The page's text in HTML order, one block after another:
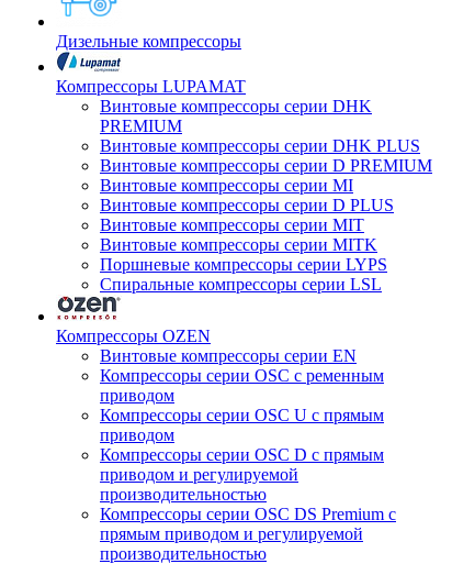
Дизельные компрессоры
Компрессоры LUPAMAT
Винтовые компрессоры серии DHK
PREMIUM
Винтовые компрессоры серии DHK PLUS
Винтовые компрессоры серии D PREMIUM
Винтовые компрессоры серии MI
Винтовые компрессоры серии D PLUS
Винтовые компрессоры серии MIT
Винтовые компрессоры серии MITK
Поршневые компрессоры серии LYPS
Спиральные компрессоры серии LSL
Компрессоры OZEN
Винтовые компрессоры серии EN
Компрессоры серии OSC с ременным
приводом
Компрессоры серии OSC U с прямым
приводом
Компрессоры серии OSC D с прямым
приводом и регулируемой
производительностью
Компрессоры серии OSC DS Premium с
прямым приводом и регулируемой
производительностью